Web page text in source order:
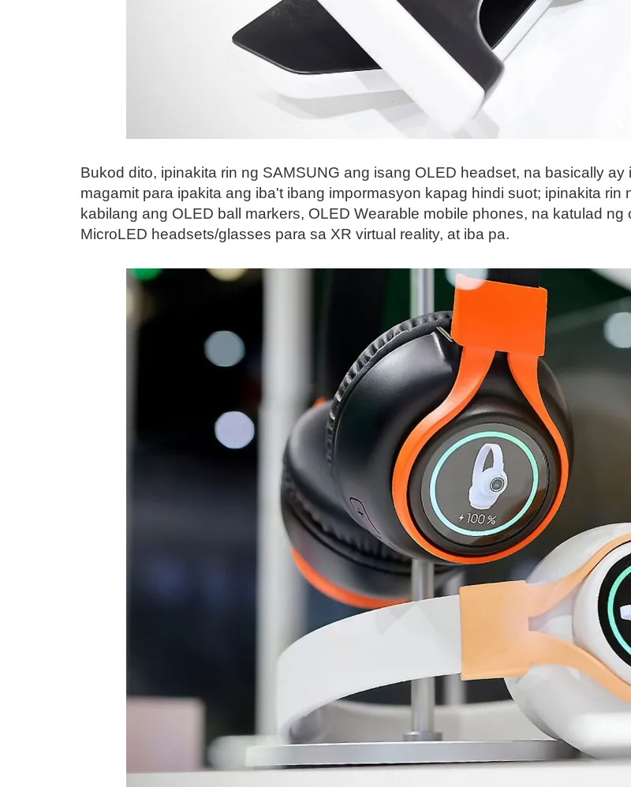
Bukod dito, ipinakita rin ng SAMSUNG ang isang OLED headset, na basically
magamit para ipakita ang iba't ibang impormasyon kapag hindi suot; ipinakita
kabilang ang OLED ball markers, OLED Wearable mobile phones, na katulad
MicroLED headsets/glasses para sa XR virtual reality, at iba pa.